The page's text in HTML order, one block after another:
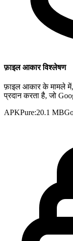
फ़ाइल आकार विश्लेषण
फ़ाइल आकार के मामले
प्रदान करता है, जो
APKPure:20.1 MB